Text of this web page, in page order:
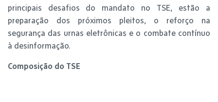
principais desafios do mandato no TSE, estão a
preparação dos próximos pleitos, o reforço na
segurança das urnas eletrônicas e o combate contínuo
à desinformação.
Composição do TSE